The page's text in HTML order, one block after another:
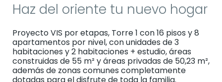
Haz del oriente tu nuevo hogar
Proyecto VIS por etapas, Torre 1 con 16 pisos y 8
apartamentos por nivel, con unidades de 3
habitaciones y 2 habitaciones + estudio, áreas
construidas de 55 m² y áreas privadas de 50,23 m²,
además de zonas comunes completamente